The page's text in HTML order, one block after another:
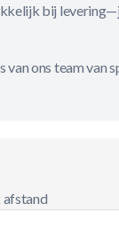
bij
ons team van
afstand